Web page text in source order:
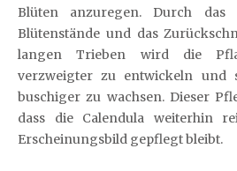
Blüten anzuregen. Durch das
Blütenstände und das
langen Trieben wird die
verzweigter zu entwickeln und
buschiger zu wachsen. Dieser
dass die Calendula weiterhin
Erscheinungsbild gepflegt bleibt.